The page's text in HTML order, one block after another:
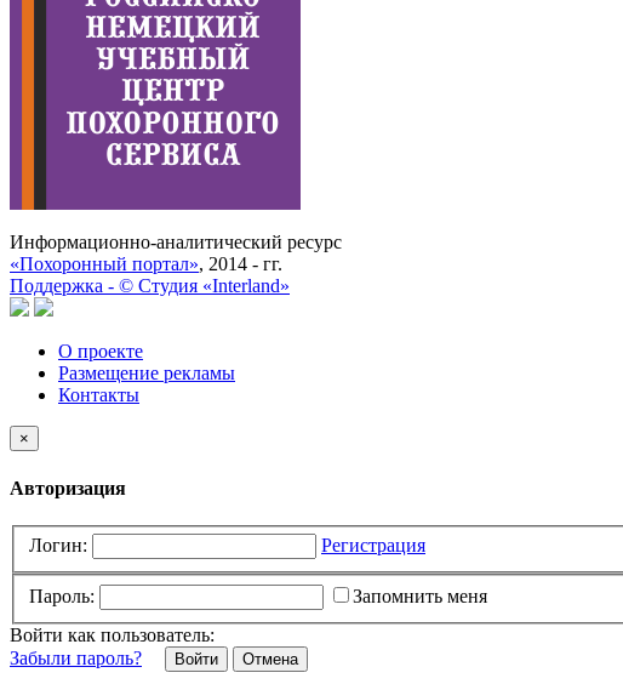
Информационно-аналитический ресурс
«Похоронный портал», 2014 - гг.
Поддержка - © Cтудия «Interland»
О проекте
Размещение рекламы
Контакты
×
Авторизация
Логин: Регистрация
Пароль:
Запомнить меня
Войти как пользователь:
Забыли пароль?
Отмена